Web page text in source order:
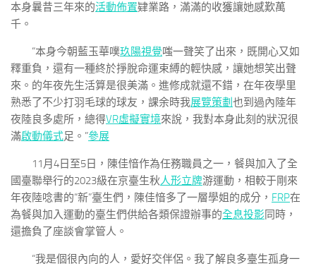
本身曩昔三年來的活動佈置肄業路，滿滿的收獲讓她感歎萬
千。
“本身今朝藍玉華噗玖陽視覺嗤一聲笑了出來，既開心又如
釋重負，還有一種終於掙脫命運束縛的輕快感，讓她想笑出聲
來。的年夜先生活算是很美滿。進修成就還不錯，在年夜學里
熟悉了不少打羽毛球的球友，課余時我展覽策劃 也到過內陸年
夜陸良多處所，總得VR虛擬實境來說，我對本身此刻的狀況很
滿啟動儀式足。”參展
11月4日至5日，陳佳愔作為任務職員之一，餐與加入了全
國臺聯舉行的2023級在京臺生秋人形立牌游運動，相較于剛來
年夜陸唸書的“新”臺生們，陳佳愔多了一層學姐的成分， FRP在
為餐與加入運動的臺生們供給各類保證辦事的全息投影同時，
還擔負了座談會掌管人。
“我是個很內向的人，愛好交伴侶。我了解良多臺生孤身一